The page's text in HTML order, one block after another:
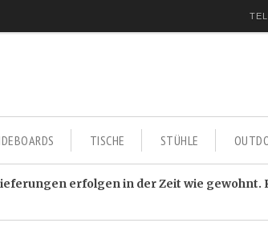
TISCHE STÜHLE
erfolgen in der Zeit wie